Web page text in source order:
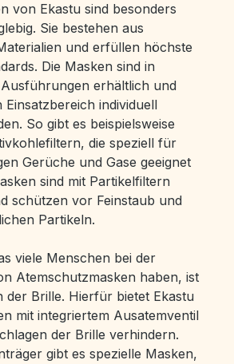
von Ekastu sind besonders
Sie bestehen aus
und erfüllen höchste
Die Masken sind in
erhältlich und
Einsatzbereich individuell
So gibt es beispielsweise
die speziell für
Gerüche und Gase geeignet
sind mit Partikelfiltern
schützen vor Feinstaub und
Partikeln.
viele Menschen bei der
Atemschutzmasken haben, ist
der Brille. Hierfür bietet Ekastu
mit integriertem Ausatemventil
der Brille verhindern.
gibt es spezielle Masken,